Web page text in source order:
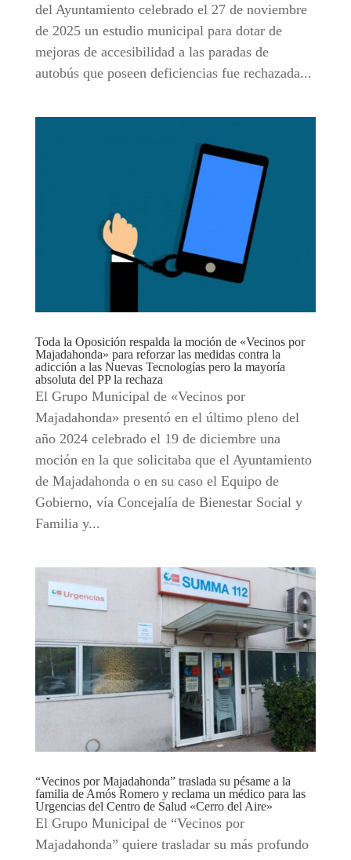
del Ayuntamiento celebrado el 27 de noviembre
de 2025 un estudio municipal para dotar de
mejoras de accesibilidad a las paradas de
autobús que poseen deficiencias fue rechazada...
Toda la Oposición respalda la moción de «Vecinos por
Majadahonda» para reforzar las medidas contra la
adicción a las Nuevas Tecnologías pero la mayoría
absoluta del PP la rechaza
El Grupo Municipal de «Vecinos por
Majadahonda» presentó en el último pleno del
año 2024 celebrado el 19 de diciembre una
moción en la que solicitaba que el Ayuntamiento
de Majadahonda o en su caso el Equipo de
Gobierno, vía Concejalía de Bienestar Social y
Familia y...
“Vecinos por Majadahonda” traslada su pésame a la
familia de Amós Romero y reclama un médico para las
Urgencias del Centro de Salud «Cerro del Aire»
El Grupo Municipal de “Vecinos por
Majadahonda” quiere trasladar su más profundo